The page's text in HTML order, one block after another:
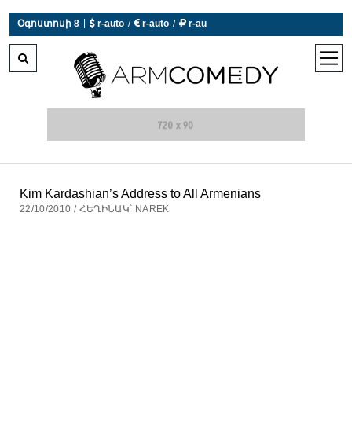
Օգոստոսի 8  r-auto /  r-auto /  r-au
open
Kim Kardashian’s Address to All Armenians
22/10/2010 / ՀԵՂԻՆԱԿ՝ NAREK